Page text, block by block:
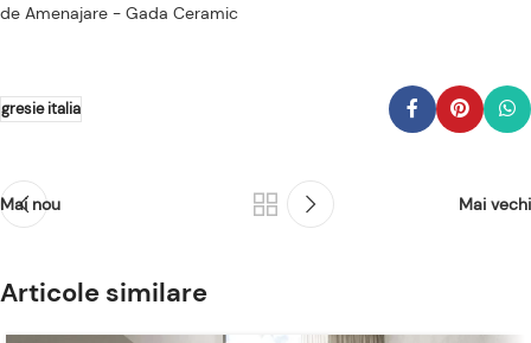
de Amenajare - Gada Ceramic
gresie italia
Mai nou Mai vechi
Articole similare